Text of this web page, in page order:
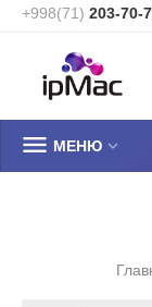
+998(71) 203-70-
 МЕНЮ 